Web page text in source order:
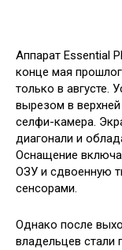
Аппарат Essential
конце мая
только в августе.
вырезом в верхней
селфи-камера.
диагонали и
Оснащение
ОЗУ и сдвоенную
сенсорами.
Однако после
владельцев стали